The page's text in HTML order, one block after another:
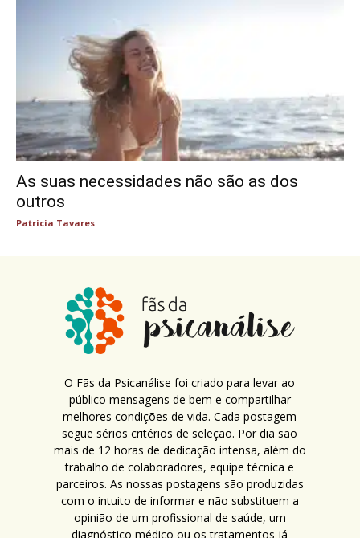
As suas necessidades não são as dos
outros
Patricia Tavares
O Fãs da Psicanálise foi criado para levar ao
público mensagens de bem e compartilhar
melhores condições de vida. Cada postagem
segue sérios critérios de seleção. Por dia são
mais de 12 horas de dedicação intensa, além do
trabalho de colaboradores, equipe técnica e
parceiros. As nossas postagens são produzidas
com o intuito de informar e não substituem a
opinião de um profissional de saúde, um
diagnóstico médico ou os tratamentos já